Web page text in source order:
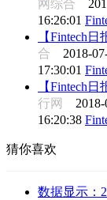
网综合
16:26:01
【Fintech
合 2018-
17:30:01
【Fintech
行网
16:20:38
猜你喜欢
数据显示：